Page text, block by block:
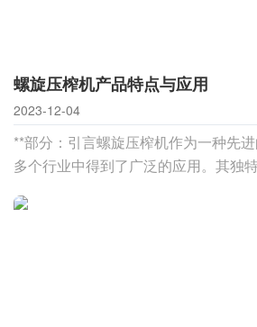
螺旋压榨机产品特点与应用
2023-12-04
**部分：引言螺旋压榨机作为一种先
多个行业中得到了广泛的应用。其独
特点1. 高效脱水能力螺旋压榨机采用